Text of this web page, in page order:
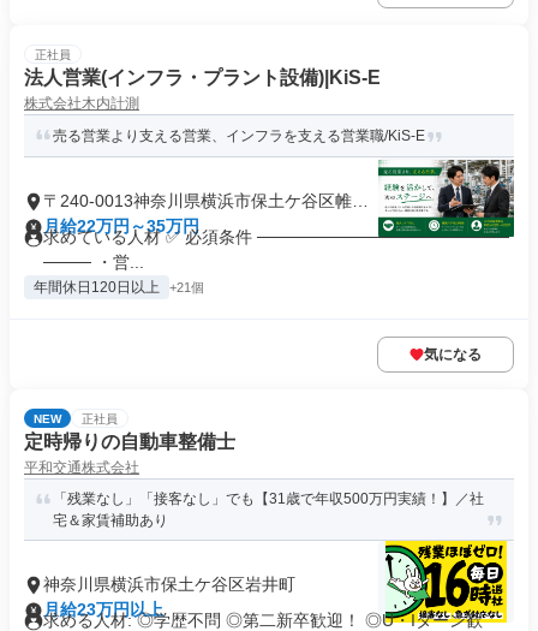
正社員
法人営業(インフラ・プラント設備)|KiS-E
株式会社木内計測
売る営業より支える営業、インフラを支える営業職/KiS-E
〒240-0013神奈川県横浜市保土ケ谷区帷子
町
月給22万円～35万円
求めている人材 ✅ 必須条件 ─────────────────────
──── ・営...
年間休日120日以上 +21個
気になる
NEW 正社員
定時帰りの自動車整備士
平和交通株式会社
「残業なし」「接客なし」でも【31歳で年収500万円実績！】／社
宅＆家賃補助あり
神奈川県横浜市保土ケ谷区岩井町
月給23万円以上
求める人材: ◎学歴不問 ◎第二新卒歓迎！ ◎U・Iターン歓